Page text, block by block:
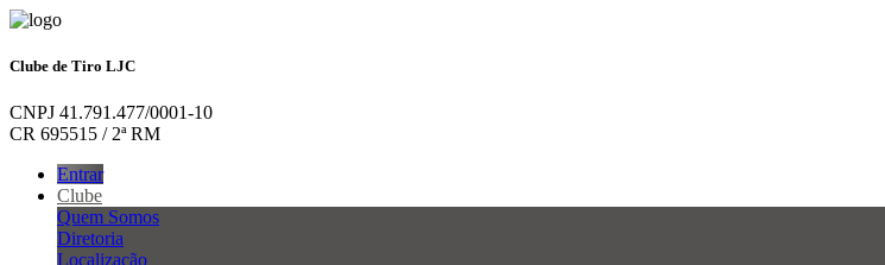
Clube de Tiro LJC
CNPJ 41.791.477/0001-10
CR 695515 / 2ª RM
Entrar
Clube
Quem Somos
Diretoria
Localização